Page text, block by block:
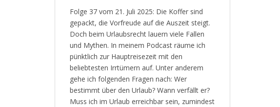
Folge 37 vom 21. Juli 2025: Die Koffer sind
gepackt, die Vorfreude auf die Auszeit steigt.
Doch beim Urlaubsrecht lauern viele Fallen
und Mythen. In meinem Podcast räume ich
pünktlich zur Hauptreisezeit mit den
beliebtesten Irrtümern auf. Unter anderem
gehe ich folgenden Fragen nach: Wer
bestimmt über den Urlaub? Wann verfällt er?
Muss ich im Urlaub erreichbar sein, zumindest